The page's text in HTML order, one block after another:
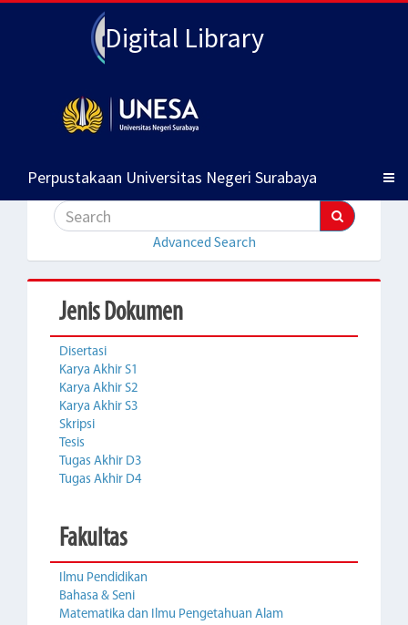
Digital Library
Perpustakaan Universitas Negeri Surabaya
Advanced Search
Jenis Dokumen
Disertasi
Karya Akhir S1
Karya Akhir S2
Karya Akhir S3
Skripsi
Tesis
Tugas Akhir D3
Tugas Akhir D4
Fakultas
Ilmu Pendidikan
Bahasa & Seni
Matematika dan Ilmu Pengetahuan Alam